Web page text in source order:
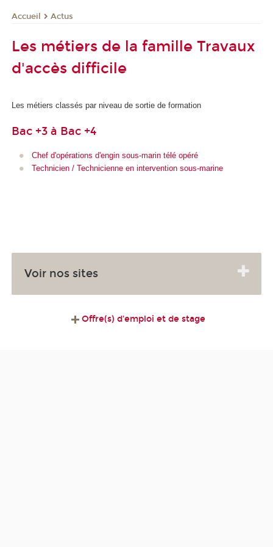
Accueil Actus
Les métiers de la famille Travaux
d'accès difficile
Les métiers classés par niveau de sortie de formation
Bac +3 à Bac +4
Chef d'opérations d'engin sous-marin télé opéré
Technicien / Technicienne en intervention sous-marine
Voir nos sites
Offre(s) d'emploi et de stage